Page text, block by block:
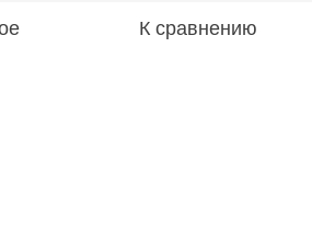
К сравнению